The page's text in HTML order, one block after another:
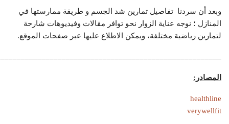
وبعد أن سردنا تفاصيل تمارين شد الجسم و طريقة ممارستها في
المنازل ؛ نوجه عناية الزوار نحو توافر مقالات وفيديوهات شارحة
لتمارين رياضية مختلفة، ويمكن الاطلاع عليها عبر صفحات الموقع.
المصادر:
healthline
verywellfit